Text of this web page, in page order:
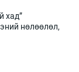
хад”
нөлөөлөл,